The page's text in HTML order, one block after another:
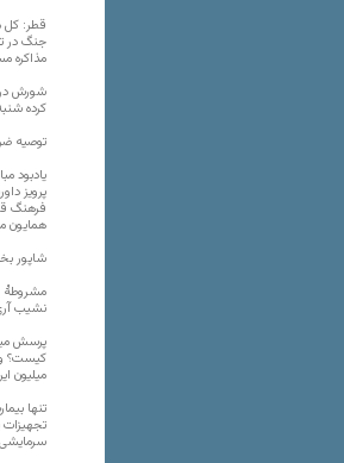
قطر: کل
جنگ در
مذاکره
شورش در
کرده
توصیه
یادبود
پرویز
فرهنگ
همایون
شاپور
نشیب
پرسش
میلیون
تنها
سرمایشی